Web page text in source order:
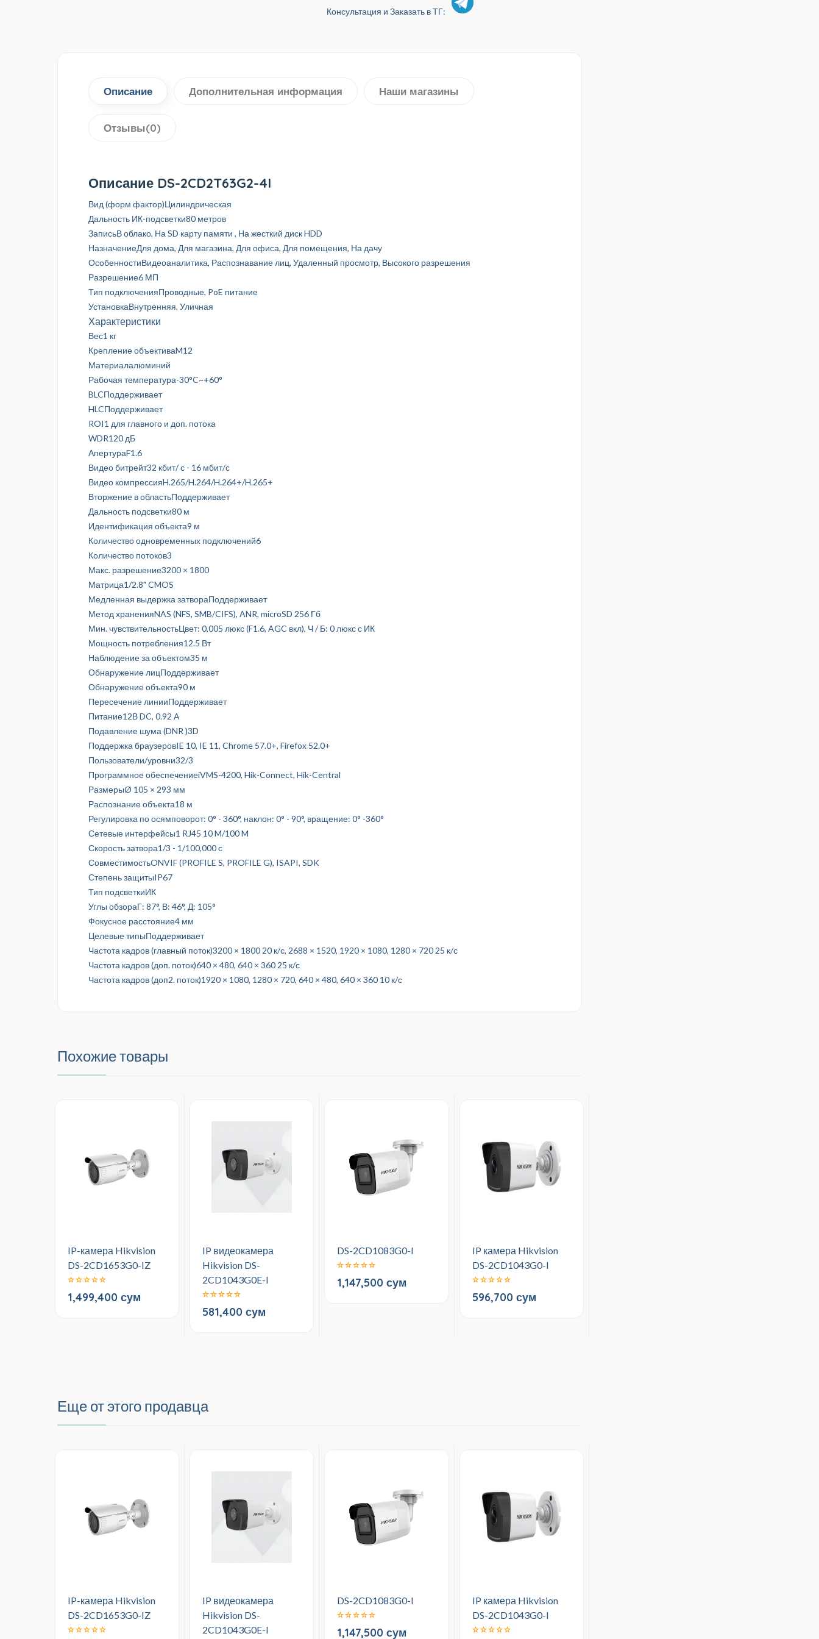
Консультация и Заказать в ТГ:
Описание Дополнительная информация Наши магазины
Отзывы(0)
Описание DS-2CD2T63G2-4I
Вид (форм фактор)Цилиндрическая
Дальность ИК-подсветки80 метров
ЗаписьВ облако, На SD карту памяти , На жесткий диск HDD
НазначениеДля дома, Для магазина, Для офиса, Для помещения, На дачу
ОсобенностиВидеоаналитика, Распознавание лиц, Удаленный просмотр, Высокого разрешения
Разрешение6 МП
Тип подключенияПроводные, PoE питание
УстановкаВнутренняя, Уличная
Характеристики
Вес1 кг
Крепление объективаM12
Материалалюминий
Рабочая температура-30°C~+60°
BLCПоддерживает
HLCПоддерживает
ROI1 для главного и доп. потока
WDR120 дБ
АпертураF1.6
Видео битрейт32 кбит/ с - 16 мбит/с
Видео компрессияH.265/H.264/H.264+/H.265+
Вторжение в областьПоддерживает
Дальность подсветки80 м
Идентификация объекта9 м
Количество одновременных подключений6
Количество потоков3
Макс. разрешение3200 × 1800
Матрица1/2.8" CMOS
Медленная выдержка затвораПоддерживает
Метод храненияNAS (NFS, SMB/CIFS), ANR, microSD 256 Гб
Мин. чувствительностьЦвет: 0,005 люкс (F1.6, AGC вкл), Ч / Б: 0 люкс с ИК
Мощность потребления12.5 Вт
Наблюдение за объектом35 м
Обнаружение лицПоддерживает
Обнаружение объекта90 м
Пересечение линииПоддерживает
Питание12В DC, 0.92 A
Подавление шума (DNR )3D
Поддержка браузеровIE 10, IE 11, Chrome 57.0+, Firefox 52.0+
Пользователи/уровни32/3
Программное обеспечениеiVMS-4200, Hik-Connect, Hik-Central
РазмерыØ 105 × 293 мм
Распознание объекта18 м
Регулировка по осямповорот: 0° - 360°, наклон: 0° - 90°, вращение: 0° -360°
Сетевые интерфейсы1 RJ45 10 M/100 M
Скорость затвора1/3 - 1/100,000 с
СовместимостьONVIF (PROFILE S, PROFILE G), ISAPI, SDK
Степень защитыIP67
Тип подсветкиИК
Углы обзораГ: 87°, В: 46°, Д: 105°
Фокусное расстояние4 мм
Целевые типыПоддерживает
Частота кадров (главный поток)3200 × 1800 20 к/с, 2688 × 1520, 1920 × 1080, 1280 × 720 25 к/с
Частота кадров (доп. поток)640 × 480, 640 × 360 25 к/с
Частота кадров (доп2. поток)1920 × 1080, 1280 × 720, 640 × 480, 640 × 360 10 к/с
Похожие товары
IP-камера Hikvision
DS-2CD1653G0-IZ
1,499,400 сум
IP видеокамера
Hikvision DS-
2CD1043G0E-I
581,400 сум
DS-2CD1083G0-I
1,147,500 сум
IP камера Hikvision
DS-2CD1043G0-I
596,700 сум
Еще от этого продавца
IP-камера Hikvision
DS-2CD1653G0-IZ
IP видеокамера
Hikvision DS-
2CD1043G0E-I
DS-2CD1083G0-I
1,147,500 сум
IP камера Hikvision
DS-2CD1043G0-I